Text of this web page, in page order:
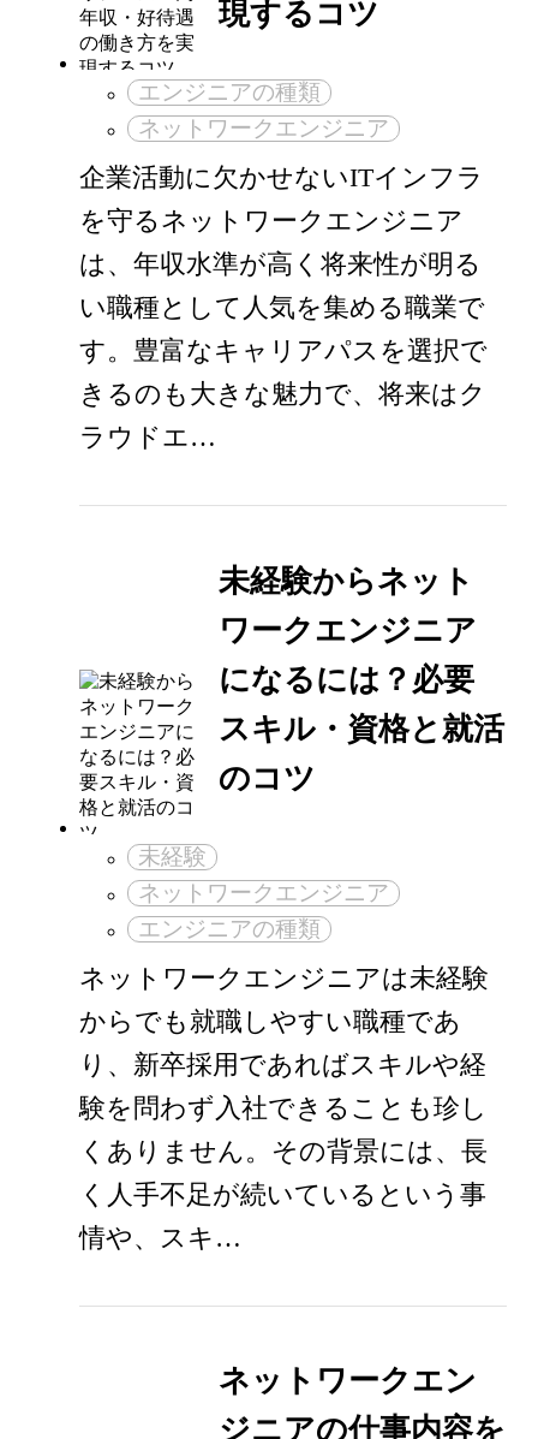
現するコツ
エンジニアの種類
ネットワークエンジニア
企業活動に欠かせないITインフラ
を守るネットワークエンジニア
は、年収水準が高く将来性が明る
い職種として人気を集める職業で
す。豊富なキャリアパスを選択で
きるのも大きな魅力で、将来はク
ラウドエ…
未経験からネット
ワークエンジニア
になるには？必要
スキル・資格と就活
のコツ
未経験
ネットワークエンジニア
エンジニアの種類
ネットワークエンジニアは未経験
からでも就職しやすい職種であ
り、新卒採用であればスキルや経
験を問わず入社できることも珍し
くありません。その背景には、長
く人手不足が続いているという事
情や、スキ…
ネットワークエン
ジニアの仕事内容を